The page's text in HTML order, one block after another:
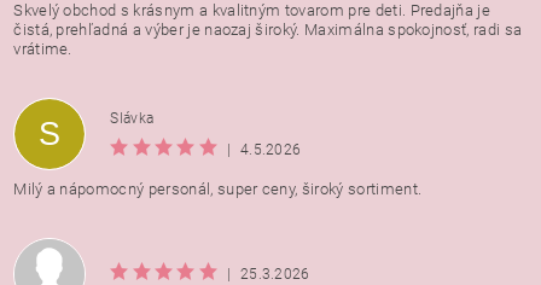
Vložením hodnotenie súhlasíte s
osobných údajov
Skvelý obchod s krásnym a kvalitným tovarom pre deti. Predajňa je
čistá, prehľadná a výber je naozaj široký. Maximálna spokojnosť, radi sa
vrátime.
S
Slávka
4.5.2026
Milý a nápomocný personál, super ceny, široký sortiment.
25.3.2026